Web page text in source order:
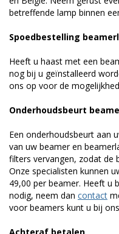
betreffende lamp binnen
Spoedbestelling
Heeft u haast met een
nog bij u geïnstalleerd
ons op voor de
Onderhoudsbeurt
Een onderhoudsbeurt aan
van uw beamer en
filters vervangen, zodat de
Onze specialisten kunnen
49,00 per beamer. Heeft u
nodig, neem dan contact
voor beamers kunt u bij
Achteraf betalen